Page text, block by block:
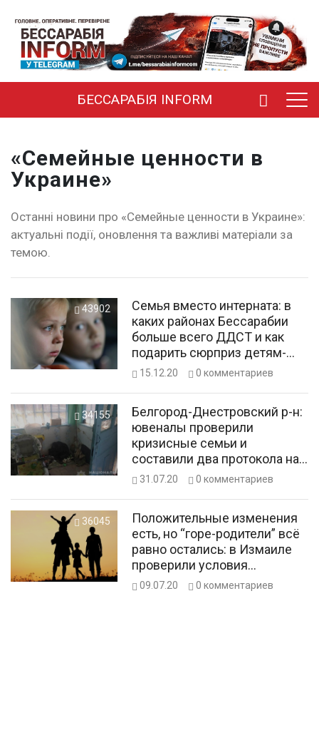
БЕССАРАБІЯ INFORM
«Семейные ценности в
Украине»
Останні новини про «Семейные ценности в Украине»:
актуальні події, оновлення та важливі матеріали за
темою.
43902
Семья вместо интерната: в
каких районах Бессарабии
больше всего ДДСТ и как
подарить сюрприз детям-
землякам
15.12.20 0 комментариев
34155
Белгород-Днестровский р-н:
ювеналы проверили
кризисные семьи и
составили два протокола на
нерадивых родителей
31.07.20 0 комментариев
36045
Положительные изменения
есть, но “горе-родители” всё
равно остались: в Измаиле
проверили условия
проживания детей в
09.07.20 0 комментариев